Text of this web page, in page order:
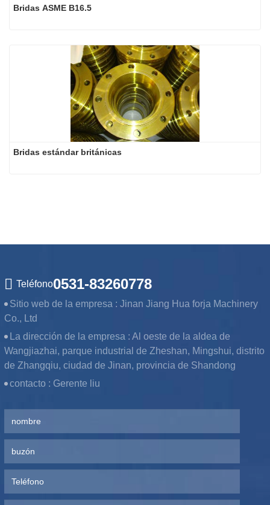
Bridas ASME B16.5
Bridas estándar británicas
Teléfono0531-83260778
Sitio web de la empresa : Jinan Jiang Hua forja Machinery
Co., Ltd
La dirección de la empresa : Al oeste de la aldea de
Wangjiazhai, parque industrial de Zheshan, Mingshui, distrito
de Zhangqiu, ciudad de Jinan, provincia de Shandong
contacto : Gerente liu